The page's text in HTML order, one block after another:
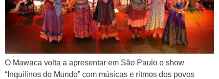
O Mawaca volta a apresentar em São Paulo o show
“Inquilinos do Mundo” com músicas e ritmos dos povos